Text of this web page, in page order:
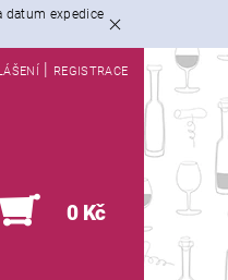
datum expedice
REGISTRACE
0 Kč